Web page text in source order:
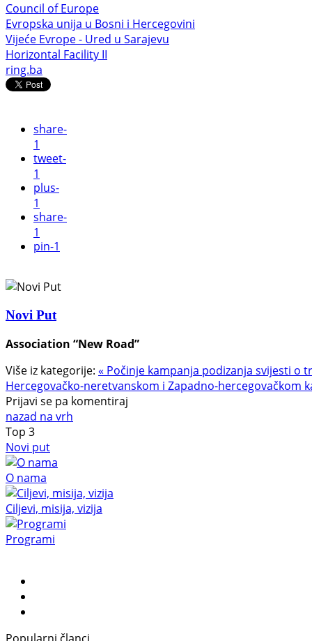
Council of Europe
Evropska unija u Bosni i Hercegovini
Vijeće Evrope - Ured u Sarajevu
Horizontal Facility II
ring.ba
share-
1
tweet-
1
plus-
1
share-
1
pin-1
Novi Put
Association “New Road”
Više iz kategorije: « Počinje kampanja podizanja svijesti o
Hercegovačko-neretvanskom i Zapadno-hercegovačkom
Prijavi se pa komentiraj
nazad na vrh
Top 3
Novi put
O nama
Ciljevi, misija, vizija
Programi